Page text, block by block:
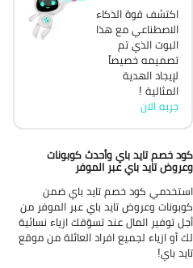
اكتشف قوة الذكاء
الاصطناعي مع هذا
البوت الذي تم
تصميمه خصيصاً
لإيجاد الهدية
المثالية !
جربه الان
خصم تايد باي وأحدث كوبونات
تايد باي عبر الموفر
كود خصم تايد باي ضمن
وعروض تايد باي عبر الموفر من
توفير المال عند تسوّقك ازياء نسائية
أو ازياء لجميع افراد العائلة من موقع
باي!